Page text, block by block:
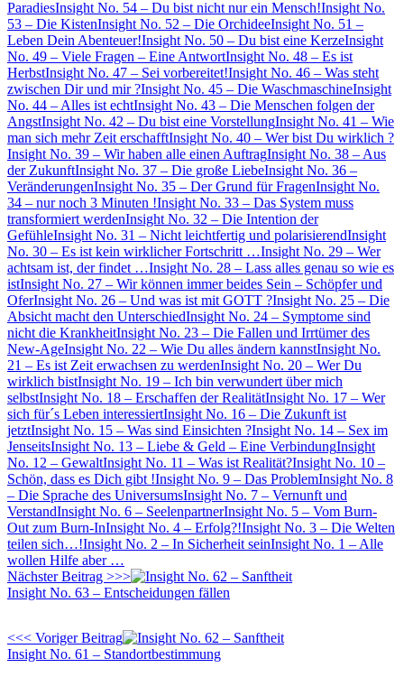
ParadiesInsight No. 54 – Du bist nicht nur ein Mensch!Insight No.
53 – Die KistenInsight No. 52 – Die OrchideeInsight No. 51 –
Leben Dein Abenteuer!Insight No. 50 – Du bist eine KerzeInsight
No. 49 – Viele Fragen – Eine AntwortInsight No. 48 – Es ist
HerbstInsight No. 47 – Sei vorbereitet!Insight No. 46 – Was steht
zwischen Dir und mir ?Insight No. 45 – Die WaschmaschineInsight
No. 44 – Alles ist echtInsight No. 43 – Die Menschen folgen der
AngstInsight No. 42 – Du bist eine VorstellungInsight No. 41 – Wie
man sich mehr Zeit erschafftInsight No. 40 – Wer bist Du wirklich ?
Insight No. 39 – Wir haben alle einen AuftragInsight No. 38 – Aus
der ZukunftInsight No. 37 – Die große LiebeInsight No. 36 –
VeränderungenInsight No. 35 – Der Grund für FragenInsight No.
34 – nur noch 3 Minuten !Insight No. 33 – Das System muss
transformiert werdenInsight No. 32 – Die Intention der
GefühleInsight No. 31 – Nicht leichtfertig und polarisierendInsight
No. 30 – Es ist kein wirklicher Fortschritt …Insight No. 29 – Wer
achtsam ist, der findet …Insight No. 28 – Lass alles genau so wie es
istInsight No. 27 – Wir können immer beides Sein – Schöpfer und
OferInsight No. 26 – Und was ist mit GOTT ?Insight No. 25 – Die
Absicht macht den UnterschiedInsight No. 24 – Symptome sind
nicht die KrankheitInsight No. 23 – Die Fallen und Irrtümer des
New-AgeInsight No. 22 – Wie Du alles ändern kannstInsight No.
21 – Es ist Zeit erwachsen zu werdenInsight No. 20 – Wer Du
wirklich bistInsight No. 19 – Ich bin verwundert über mich
selbstInsight No. 18 – Erschaffen der RealitätInsight No. 17 – Wer
sich für´s Leben interessiertInsight No. 16 – Die Zukunft ist
jetztInsight No. 15 – Was sind Einsichten ?Insight No. 14 – Sex im
JenseitsInsight No. 13 – Liebe & Geld – Eine VerbindungInsight
No. 12 – GewaltInsight No. 11 – Was ist Realität?Insight No. 10 –
Schön, dass es Dich gibt !Insight No. 9 – Das ProblemInsight No. 8
– Die Sprache des UniversumsInsight No. 7 – Vernunft und
VerstandInsight No. 6 – SeelenpartnerInsight No. 5 – Vom Burn-
Out zum Burn-InInsight No. 4 – Erfolg?!Insight No. 3 – Die Welten
teilen sich…!Insight No. 2 – In Sicherheit seinInsight No. 1 – Alle
wollen Hilfe aber …
Nächster Beitrag >>>
Insight No. 63 – Entscheidungen fällen
<<< Voriger Beitrag
Insight No. 61 – Standortbestimmung